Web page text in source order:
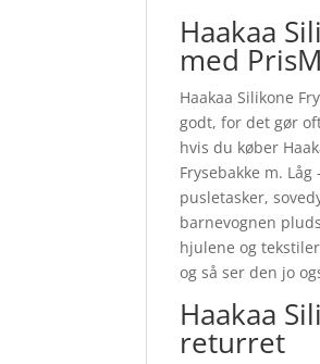
Haakaa
med
Haakaa Silikone
godt, for det gør
hvis du køber
Frysebakke m.
pusletasker,
barnevognen
hjulene og
og så ser den jo
Haakaa
returret